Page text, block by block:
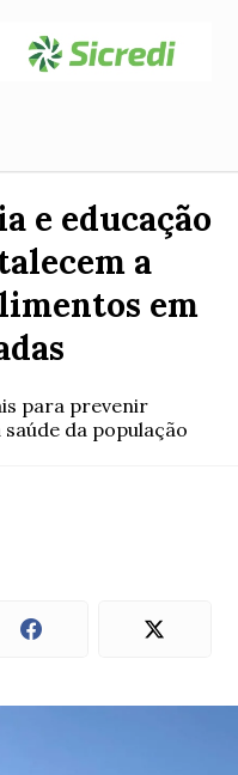
e educação
a
em
para prevenir
da população